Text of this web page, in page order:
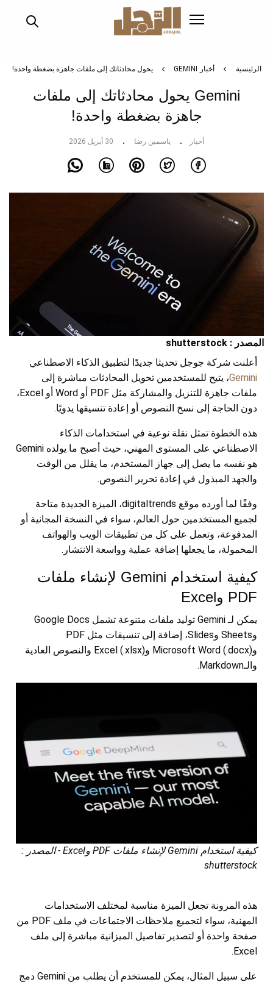
الرئيسية أخبار GEMINI يحول محادثاتك إلى ملفات جاهزة بضغطة واحدة!
Gemini يحول محادثاتك إلى ملفات
جاهزة بضغطة واحدة!
أخبار ياسمين رضا 30 أبريل 2026
المصدر : shutterstock
أعلنت شركة جوجل تحديثا جديدًا لتطبيق الذكاء الاصطناعي
Gemini، يتيح للمستخدمين تحويل المحادثات مباشرة إلى
ملفات جاهزة للتنزيل والمشاركة مثل PDF أو Word أو Excel،
دون الحاجة إلى نسخ النصوص أو إعادة تنسيقها يدويًا.
هذه الخطوة تمثل نقلة نوعية في استخدامات الذكاء
الاصطناعي على المستوى المهني، حيث أصبح ما يولده Gemini
هو نفسه ما يصل إلى جهاز المستخدم، ما يقلل من الوقت
والجهد المبذول في إعادة تحرير النصوص.
وفقًا لما أورده موقع digitaltrends، الميزة الجديدة متاحة
لجميع المستخدمين حول العالم، سواء في النسخة المجانية أو
المدفوعة، وتعمل على كل من تطبيقات الويب والهواتف
المحمولة، ما يجعلها إضافة عملية وواسعة الانتشار.
كيفية استخدام Gemini لإنشاء ملفات
PDF وExcel
يمكن لـ Gemini توليد ملفات متنوعة تشمل Google Docs
وSheets وSlides، إضافة إلى تنسيقات مثل PDF
وMicrosoft Word (.docx) وExcel (.xlsx) والنصوص العادية
والـMarkdown.
كيفية استخدام Gemini لإنشاء ملفات PDF وExcel - المصدر :
shutterstock
هذه المرونة تجعل الميزة مناسبة لمختلف الاستخدامات
المهنية، سواء لتجميع ملاحظات الاجتماعات في ملف PDF من
صفحة واحدة أو لتصدير تفاصيل الميزانية مباشرة إلى ملف
Excel.
على سبيل المثال، يمكن للمستخدم أن يطلب من Gemini دمج